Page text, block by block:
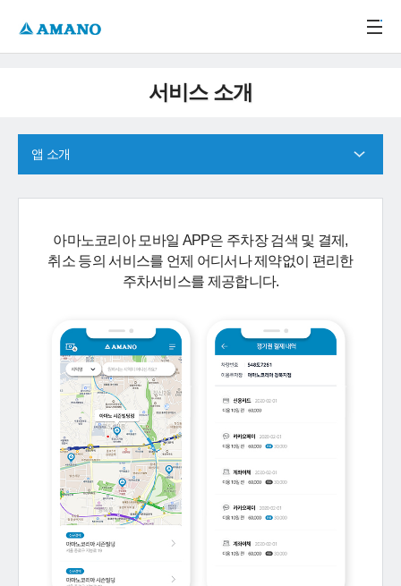
서비스 소개
앱 소개
아마노코리아 모바일 APP은 주차장 검색 및 결제,
취소 등의 서비스를 언제 어디서나 제약없이 편리한
주차서비스를 제공합니다.